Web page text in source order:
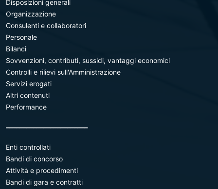
Disposizioni generali
Organizzazione
Consulenti e collaboratori
Personale
Bilanci
Sovvenzioni, contributi, sussidi, vantaggi economici
Controlli e rilievi sull'Amministrazione
Servizi erogati
Altri contenuti
Performance
Enti controllati
Bandi di concorso
Attività e procedimenti
Bandi di gara e contratti